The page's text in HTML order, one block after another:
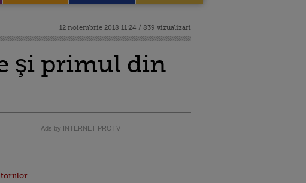
12 noiembrie 2018 11:24 / 839 vizualizari
şi primul din
Ads by INTERNET PROTV